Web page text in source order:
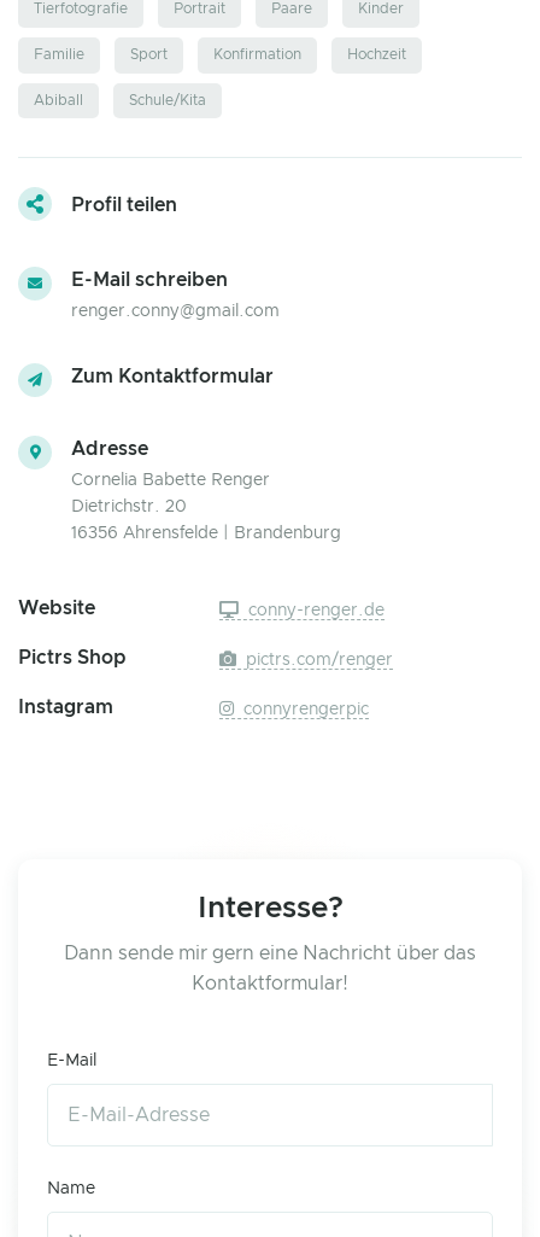
Tierfotografie Portrait Paare Kinder
Familie Sport Konfirmation Hochzeit
Abiball Schule/Kita
Profil teilen
E-Mail schreiben
renger.conny@gmail.com
Zum Kontaktformular
Adresse
Cornelia Babette Renger
Dietrichstr. 20
16356 Ahrensfelde | Brandenburg
Website conny-renger.de
Pictrs Shop pictrs.com/renger
Instagram connyrengerpic
Interesse?
Dann sende mir gern eine Nachricht über das
Kontaktformular!
E-Mail
Name